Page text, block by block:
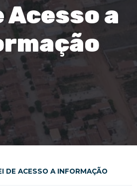
Acesso a
DE ACESSO A INFORMAÇÃO